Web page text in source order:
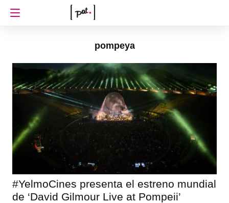
pompeya
#YelmoCines presenta el estreno mundial
de ‘David Gilmour Live at Pompeii’